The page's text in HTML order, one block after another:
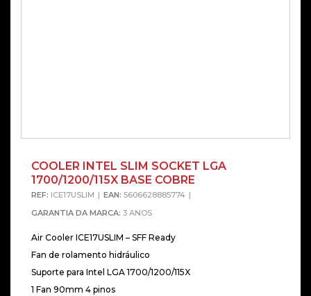
COOLER INTEL SLIM SOCKET LGA
1700/1200/115X BASE COBRE
REF: ICE17USLIM EAN: 5606628885774
GARANTIA DA MARCA: 3 ANOS
Air Cooler ICE17USLIM – SFF Ready
Fan de rolamento hidráulico
Suporte para Intel LGA 1700/1200/115X
1 Fan 90mm 4 pinos